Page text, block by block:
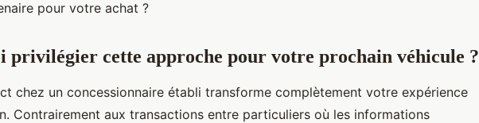
pour votre achat ?
privilégier cette approche pour votre prochain véhicule ?
chez un concessionnaire établi transforme complètement votre expérience
Contrairement aux transactions entre particuliers où les informations